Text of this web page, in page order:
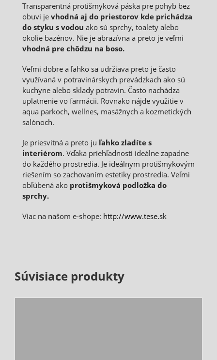
Transparentná protišmyková páska pre pohyb bez
obuvi je vhodná aj do priestorov kde prichádza
do styku s vodou ako sú sprchy, toalety alebo
okolie bazénov. Nie je abrazívna a preto je veľmi
vhodná pre chôdzu na boso.
Veľmi dobre a ľahko sa udržiava preto je často
využívaná v potravinárskych prevádzkach ako sú
kuchyne alebo sklady potravín. Často nachádza
uplatnenie vo farmácii. Rovnako nájde využitie v
aqua parkoch, wellnes, masážnych a kozmetických
salónoch.
Je priesvitná a preto ju ľahko zladíte s
interiérom. Vďaka priehľadnosti ideálne zapadne
do každého prostredia. Je ideálnym protišmykovým
riešením so zachovaním estetiky prostredia. Veľmi
obľúbená ako protišmyková podložka do
sprchy.
Viac na našom e-shope: http://www.tese.sk
Súvisiace produkty